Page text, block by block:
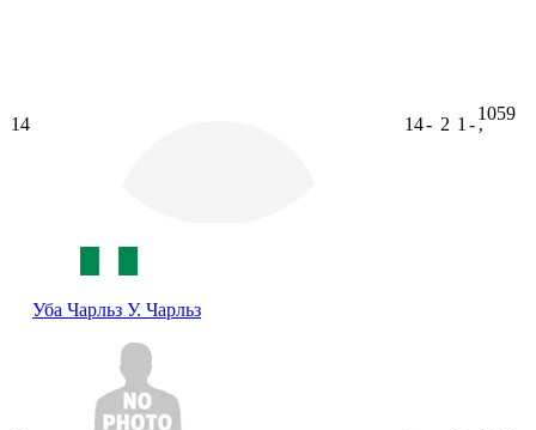
14
Уба Чарльз У. Чарльз
14- 2 1 -
1059
ʼ